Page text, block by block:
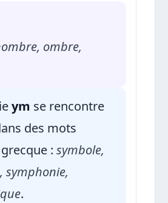
ombre,
ym se rencontre
des mots
grecque :symbole,
symphonie,
.